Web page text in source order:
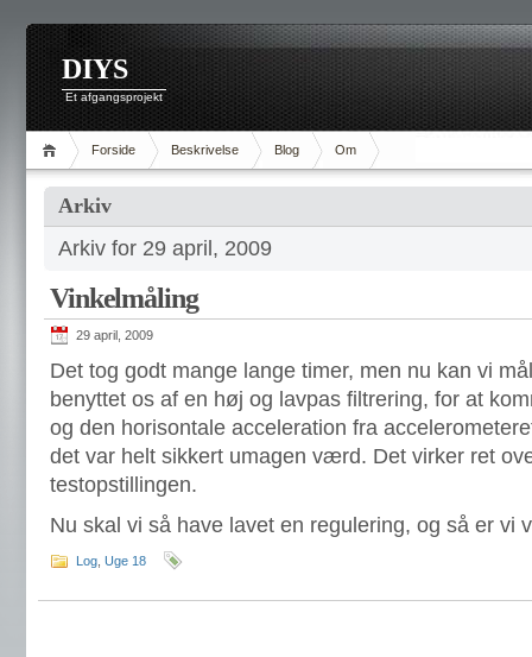
DIYS
Et afgangsprojekt
Forside Beskrivelse Blog Om
Arkiv
Arkiv for 29 april, 2009
Vinkelmåling
29 april, 2009
Det tog godt mange lange timer, men nu kan vi
benyttet os af en høj og lavpas filtrering, for at
og den horisontale acceleration fra
det var helt sikkert umagen værd. Det virker ret
testopstillingen.
Nu skal vi så have lavet en regulering, og så er
Log Uge 18